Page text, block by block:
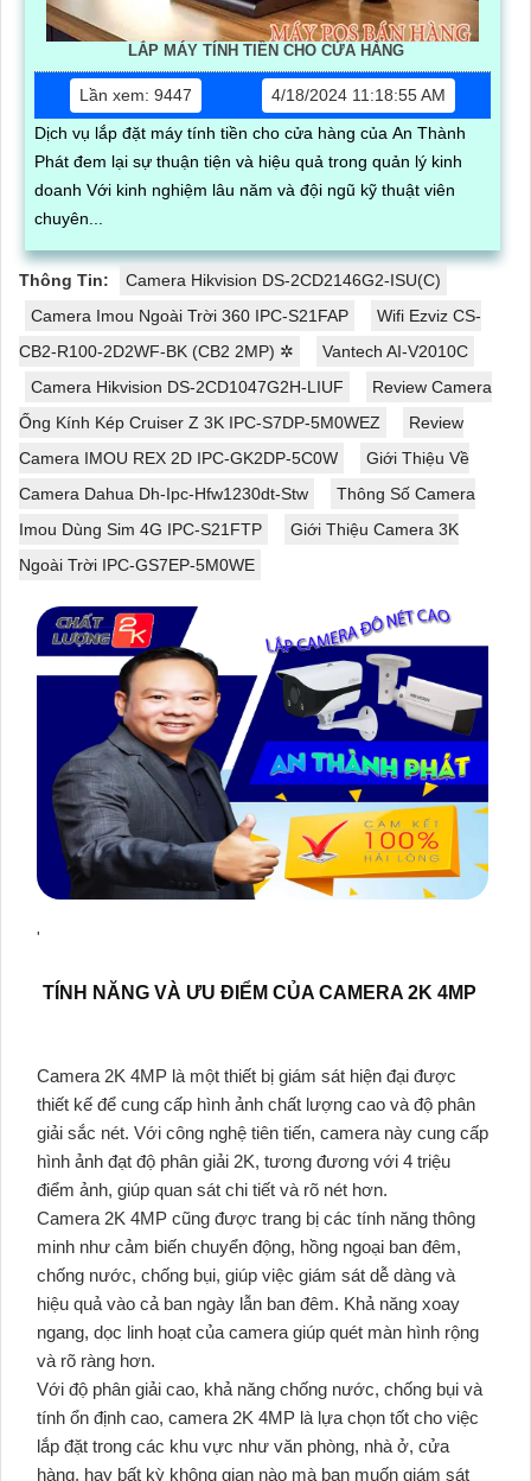
LẮP MÁY TÍNH TIỀN CHO CỬA HÀNG
Lần xem: 9447
4/18/2024 11:18:55 AM
Dịch vụ lắp đặt máy tính tiền cho cửa hàng của An Thành
Phát đem lại sự thuận tiện và hiệu quả trong quản lý kinh
doanh Với kinh nghiệm lâu năm và đội ngũ kỹ thuật viên
chuyên...
Thông Tin:
Camera Hikvision DS-2CD2146G2-ISU(C)
Camera Imou Ngoài Trời 360 IPC-S21FAP
Wifi Ezviz CS-
CB2-R100-2D2WF-BK (CB2 2MP) ✲
Vantech AI-V2010C
Camera Hikvision DS-2CD1047G2H-LIUF
Review Camera
Ống Kính Kép Cruiser Z 3K IPC-S7DP-5M0WEZ
Review
Camera IMOU REX 2D IPC-GK2DP-5C0W
Giới Thiệu Về
Camera Dahua Dh-Ipc-Hfw1230dt-Stw
Thông Số Camera
Imou Dùng Sim 4G IPC-S21FTP
Giới Thiệu Camera 3K
Ngoài Trời IPC-GS7EP-5M0WE
'
TÍNH NĂNG VÀ ƯU ĐIỂM CỦA CAMERA 2K 4MP
Camera 2K 4MP là một thiết bị giám sát hiện đại được
thiết kế để cung cấp hình ảnh chất lượng cao và độ phân
giải sắc nét. Với công nghệ tiên tiến, camera này cung cấp
hình ảnh đạt độ phân giải 2K, tương đương với 4 triệu
điểm ảnh, giúp quan sát chi tiết và rõ nét hơn.
Camera 2K 4MP cũng được trang bị các tính năng thông
minh như cảm biến chuyển động, hồng ngoại ban đêm,
chống nước, chống bụi, giúp việc giám sát dễ dàng và
hiệu quả vào cả ban ngày lẫn ban đêm. Khả năng xoay
ngang, dọc linh hoạt của camera giúp quét màn hình rộng
và rõ ràng hơn.
Với độ phân giải cao, khả năng chống nước, chống bụi và
tính ổn định cao, camera 2K 4MP là lựa chọn tốt cho việc
lắp đặt trong các khu vực như văn phòng, nhà ở, cửa
hàng, hay bất kỳ không gian nào mà bạn muốn giám sát